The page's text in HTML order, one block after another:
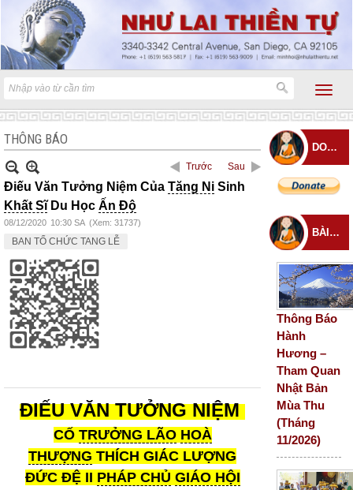
THÔNG BÁO
Trước Sau
Điếu Văn Tưởng Niệm Của Tăng Ni Sinh
Khất SĩDu Học Ấn Độ
08/12/2020 10:30 SA (Xem: 31737)
BAN TỔ CHỨC TANG LỄ
ĐIẾU VĂN TƯỞNG NIỆM
CỐ TRƯỞNG LÃO HOÀ
THƯỢNG THÍCH GIÁC LƯỢNG
ĐỨC ĐỆ II PHÁP CHỦ GIÁO HỘI
DONATE
BÀI ĐĂNG MỚI
Thông Báo
Hành
Hương –
Tham Quan
Nhật Bản
Mùa Thu
(Tháng
11/2026)